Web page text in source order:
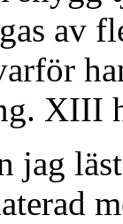
av
XIII
jag